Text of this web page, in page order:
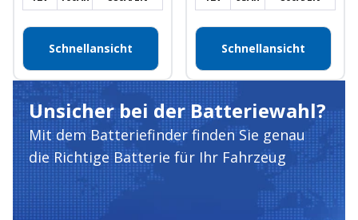
Schnellansicht Schnellansicht
Unsicher bei der Batteriewahl?
Mit dem Batteriefinder finden Sie genau
die Richtige Batterie für Ihr Fahrzeug